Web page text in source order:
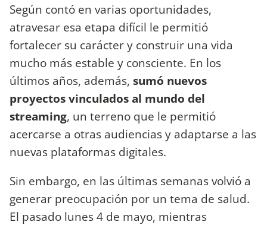
Según contó en varias oportunidades,
atravesar esa etapa difícil le permitió
fortalecer su carácter y construir una vida
mucho más estable y consciente. En los
últimos años, además, sumó nuevos
proyectos vinculados al mundo del
streaming, un terreno que le permitió
acercarse a otras audiencias y adaptarse a las
nuevas plataformas digitales.
Sin embargo, en las últimas semanas volvió a
generar preocupación por un tema de salud.
El pasado lunes 4 de mayo, mientras